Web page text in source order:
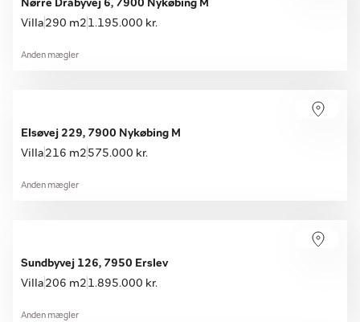
Nørre Dråbyvej 6, 7900 Nykøbing M
Villa 290 m2 1.195.000 kr.
Anden mægler
Elsøvej 229, 7900 Nykøbing M
Villa 216 m2 575.000 kr.
Anden mægler
Sundbyvej 126, 7950 Erslev
Villa 206 m2 1.895.000 kr.
Anden mægler